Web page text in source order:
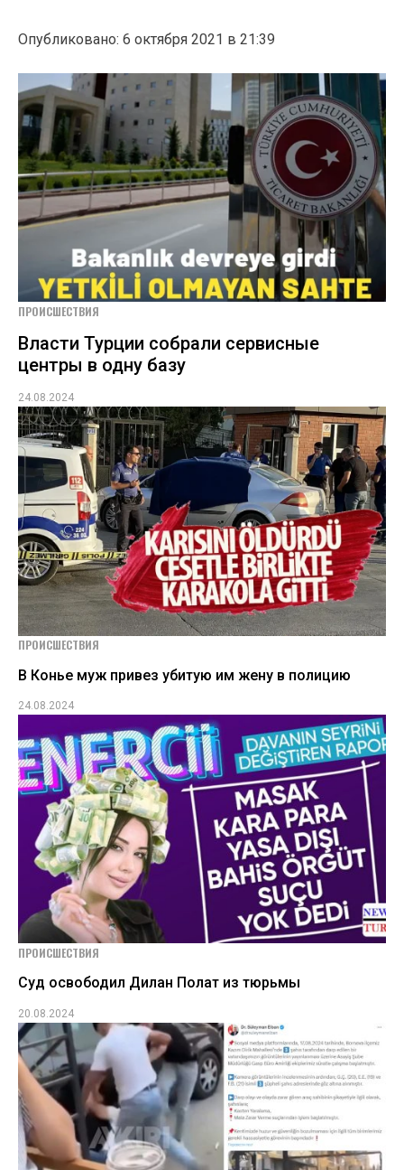
Опубликовано: 6 октября 2021 в 21:39
ПРОИСШЕСТВИЯ
Власти Турции собрали сервисные
центры в одну базу
24.08.2024
ПРОИСШЕСТВИЯ
В Конье муж привез убитую им жену в полицию
24.08.2024
ПРОИСШЕСТВИЯ
Суд освободил Дилан Полат из тюрьмы
20.08.2024